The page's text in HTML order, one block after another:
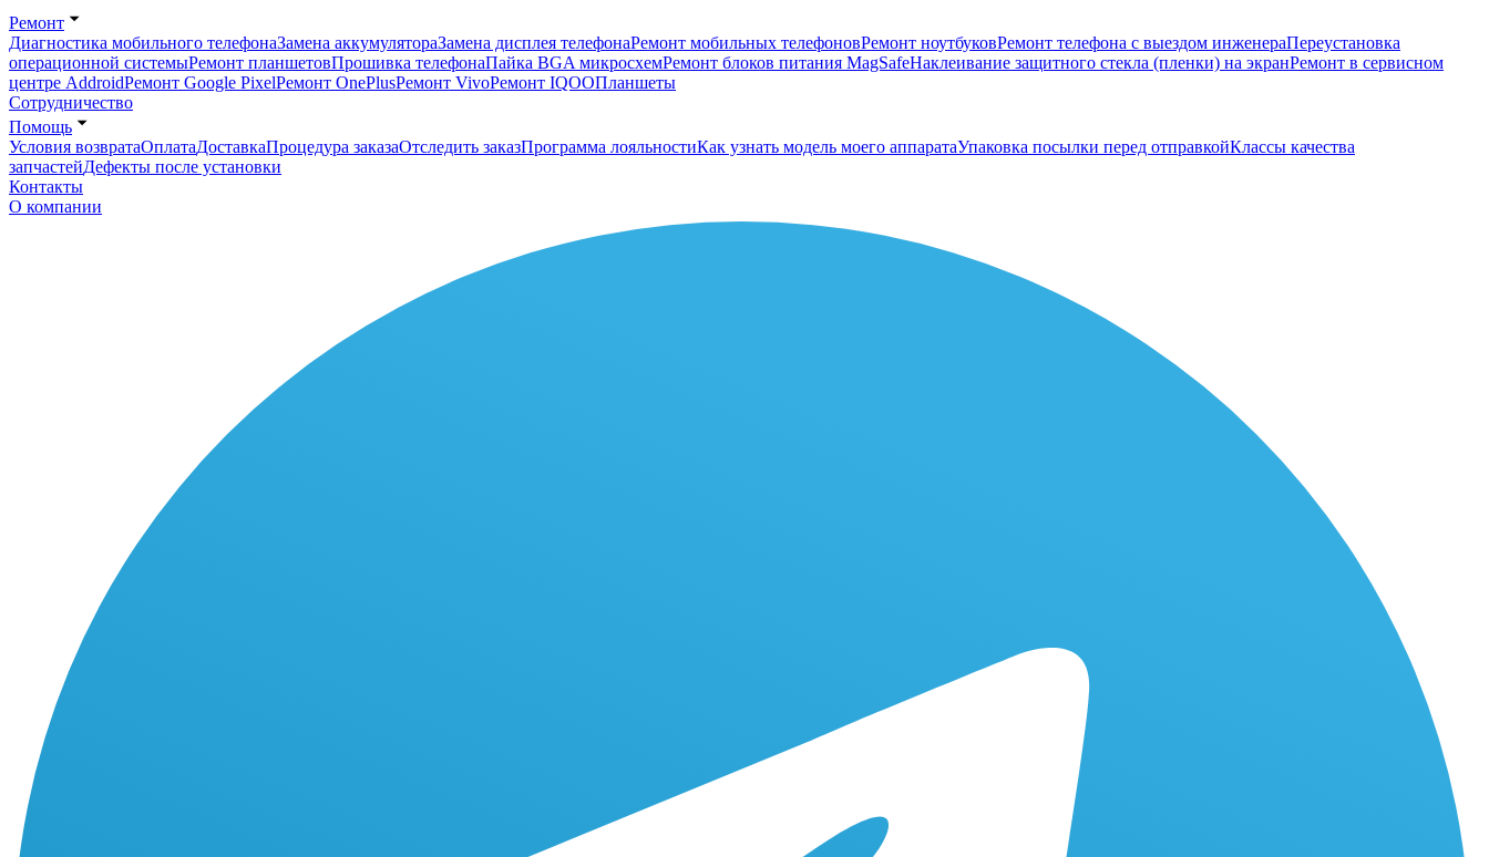
Ремонт
Диагностика мобильного телефонаЗамена аккумулятораЗамена дисплея телефонаРемонт мобильных телефоновРемонт ноутбуковРемонт телефона с выездом инженераПереустановка
операционной системыРемонт планшетовПрошивка телефонаПайка BGA микросхемРемонт блоков питания MagSafeНаклеивание защитного стекла (пленки) на экранРемонт в сервисном
центре AddroidРемонт Google PixelРемонт OnePlusРемонт VivoРемонт IQOOПланшеты
Сотрудничество
Помощь
Условия возвратаОплатаДоставкаПроцедура заказаОтследить заказПрограмма лояльностиКак узнать модель моего аппаратаУпаковка посылки перед отправкойКлассы качества
запчастейДефекты после установки
Контакты
О компании